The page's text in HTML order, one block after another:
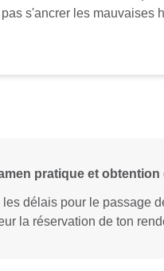
s'ancrer les mauvaises
pratique et
délais pour le passage
la réservation de ton